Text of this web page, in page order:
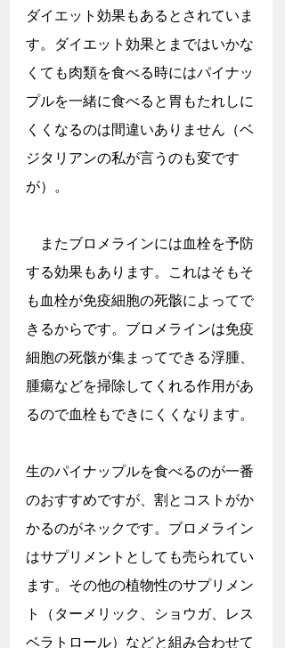
ダイエット効果もあるとされていま
す。ダイエット効果とまではいかな
くても肉類を食べる時にはパイナッ
プルを一緒に食べると胃もたれしに
くくなるのは間違いありません（ベ
ジタリアンの私が言うのも変です
が）。
またブロメラインには血栓を予防
する効果もあります。これはそもそ
も血栓が免疫細胞の死骸によってで
きるからです。ブロメラインは免疫
細胞の死骸が集まってできる浮腫、
腫瘍などを掃除してくれる作用があ
るので血栓もできにくくなります。
生のパイナップルを食べるのが一番
のおすすめですが、割とコストがか
かるのがネックです。ブロメライン
はサプリメントとしても売られてい
ます。その他の植物性のサプリメン
ト（ターメリック、ショウガ、レス
ベラトロール）などと組み合わせて